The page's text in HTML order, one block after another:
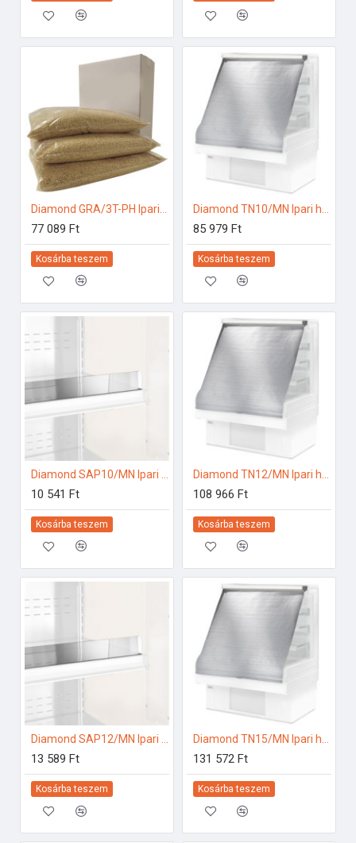
77 089 Ft
Kosárba teszem
85 979 Ft
Kosárba teszem
10 541 Ft
Kosárba teszem
108 966 Ft
Kosárba teszem
Diamond SAP12/MN Ipari hűtő kiegészítők
13 589 Ft
Kosárba teszem
Diamond TN15/MN Ipari hűtő kiegészítők
131 572 Ft
Kosárba teszem